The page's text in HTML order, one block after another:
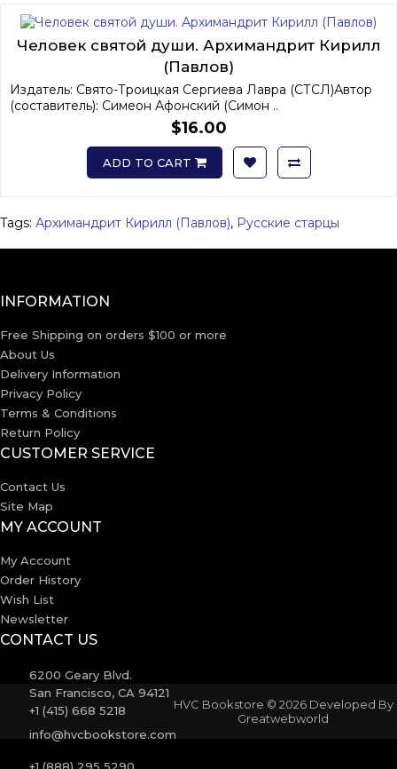
Человек святой души. Архимандрит Кирилл
(Павлов)
Издатель: Свято-Троицкая Сергиева Лавра (СТСЛ)Автор
(составитель): Симеон Афонский (Симон ..
$16.00
ADD TO CART
Tags: Архимандрит Кирилл (Павлов), Русские старцы
INFORMATION
Free Shipping on orders $100 or more
About Us
Delivery Information
Privacy Policy
Terms & Conditions
Return Policy
CUSTOMER SERVICE
Contact Us
Site Map
MY ACCOUNT
My Account
Order History
Wish List
Newsletter
CONTACT US
6200 Geary Blvd.
San Francisco, CA 94121
+1 (415) 668 5218
info@hvcbookstore.com
HVC Bookstore © 2026 Developed By
Greatwebworld